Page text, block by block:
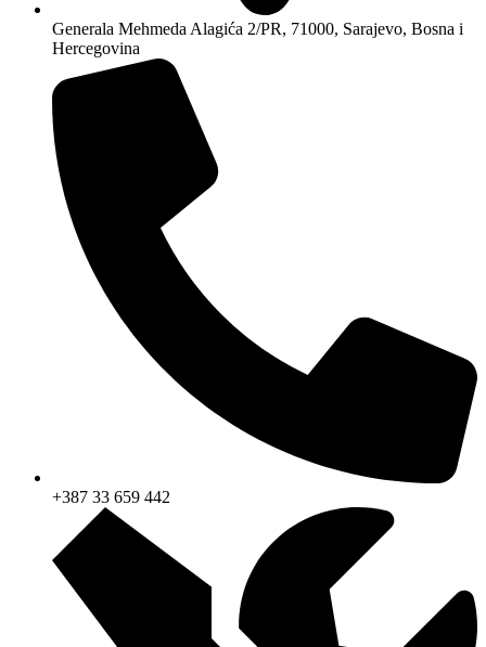
Generala Mehmeda Alagića 2/PR, 71000, Sarajevo, Bosna i
Hercegovina
+387 33 659 442